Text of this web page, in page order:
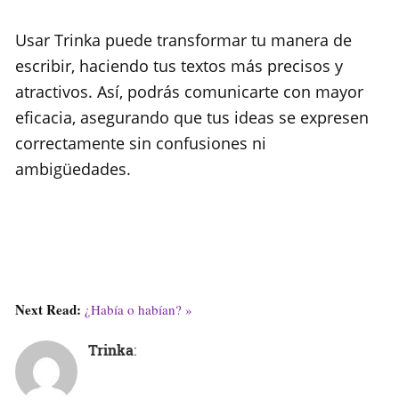
Usar Trinka puede transformar tu manera de
escribir, haciendo tus textos más precisos y
atractivos. Así, podrás comunicarte con mayor
eficacia, asegurando que tus ideas se expresen
correctamente sin confusiones ni
ambigüedades.
Next Read: ¿Había o habían? »
Trinka: